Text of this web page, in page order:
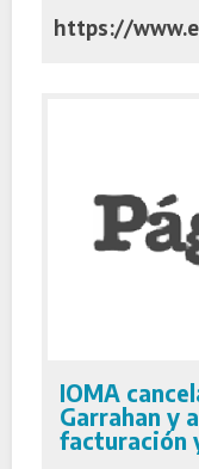
IOMA
Garrahan y
facturación